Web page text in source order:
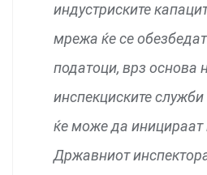
индустриските
мрежа ќе се
податоци, врз основа
инспекциските
ќе може да иницираат
Државниот